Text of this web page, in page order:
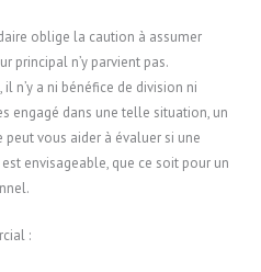
oblige la caution à assumer
principal n’y parvient pas.
n’y a ni bénéfice de division ni
engagé dans une telle situation, un
peut vous aider à évaluer si une
envisageable, que ce soit pour un
: